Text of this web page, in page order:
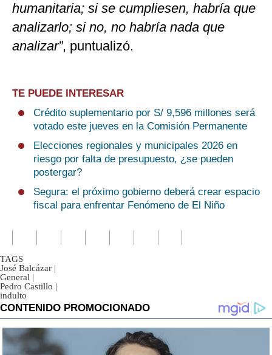
humanitaria; si se cumpliesen, habría que
analizarlo; si no, no habría nada que
analizar”, puntualizó.
TE PUEDE INTERESAR
Crédito suplementario por S/ 9,596 millones será
votado este jueves en la Comisión Permanente
Elecciones regionales y municipales 2026 en
riesgo por falta de presupuesto, ¿se pueden
postergar?
Segura: el próximo gobierno deberá crear espacio
fiscal para enfrentar Fenómeno de El Niño
TAGS
José Balcázar |
General |
Pedro Castillo |
indulto